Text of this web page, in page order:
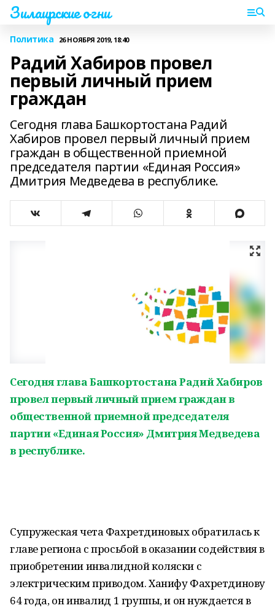
Зилаирские огни
Политика 26 НОЯБРЯ 2019, 18:40
Радий Хабиров провел
первый личный прием
граждан
Сегодня глава Башкортостана Радий
Хабиров провел первый личный прием
граждан в общественной приемной
председателя партии «Единая Россия»
Дмитрия Медведева в республике.
Сегодня глава Башкортостана Радий Хабиров
провел первый личный прием граждан в
общественной приемной председателя
партии «Единая Россия» Дмитрия Медведева
в республике.
Супружеская чета Фахретдиновых обратилась к
главе региона с просьбой в оказании содействия в
приобретении инвалидной коляски с
электрическим приводом. Ханифу Фахретдинову
64 года, он инвалид 1 группы, и он нуждается в